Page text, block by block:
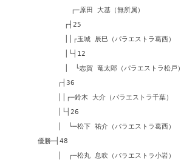
┌─原田 大基（無所属）
┌┤25
││┌玉城 辰巳（パラエストラ葛西）
│└┤12
│ └志賀 竜太郎（パラエストラ松戸）
┌┤36
││┌─鈴木 大介（パラエストラ千葉）
│└┤26
│ └─松下 祐介（パラエストラ葛西）
優勝─┤48
│ ┌─松丸 息吹（パラエストラ小岩）